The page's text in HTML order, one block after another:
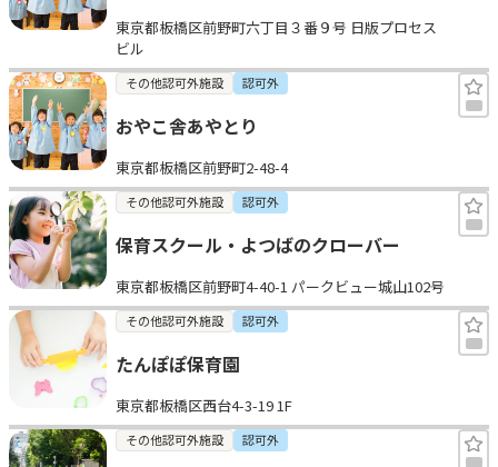
おすすめの園
エンクルの特徴と活用方法
コラム
お知らせ
東京都板橋区前野町六丁目３番９号 日版プロセス
ビル
その他認可外施設 認可外
おやこ舎あやとり
東京都板橋区前野町2-48-4
その他認可外施設 認可外
保育スクール・よつばのクローバー
東京都板橋区前野町4-40-1 パークビュー城山102号
その他認可外施設 認可外
たんぽぽ保育園
東京都板橋区西台4-3-19 1F
その他認可外施設 認可外